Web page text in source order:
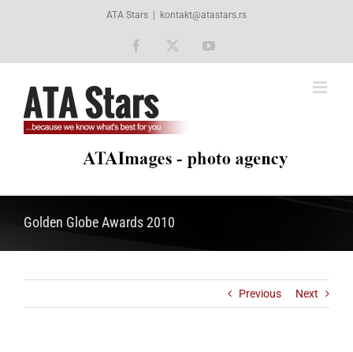
ATA Stars kontakt@atastars.rs
Facebook YouTube
Golden Globe Awards 2010
Previous Next